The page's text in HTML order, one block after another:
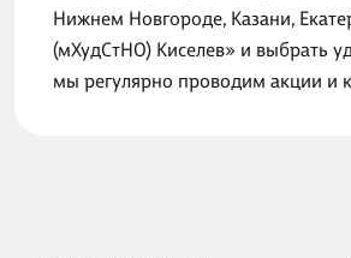
Нижнем Новгороде, Казани,
(мХудСтНО) Киселев» и выбрать
мы регулярно проводим акции и